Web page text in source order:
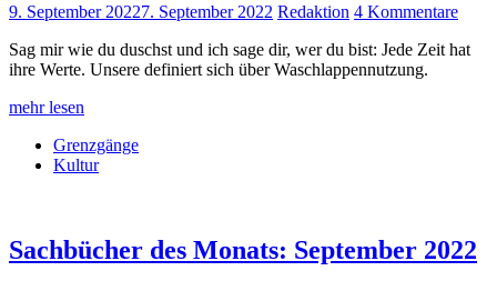
9. September 20227. September 2022 Redaktion 4 Kommentare
Sag mir wie du duschst und ich sage dir, wer du bist: Jede Zeit hat
ihre Werte. Unsere definiert sich über Waschlappennutzung.
mehr lesen
Grenzgänge
Kultur
Sachbücher des Monats: September 2022